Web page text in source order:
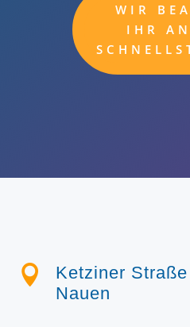
WIR
IHR

Ketziner
Nauen